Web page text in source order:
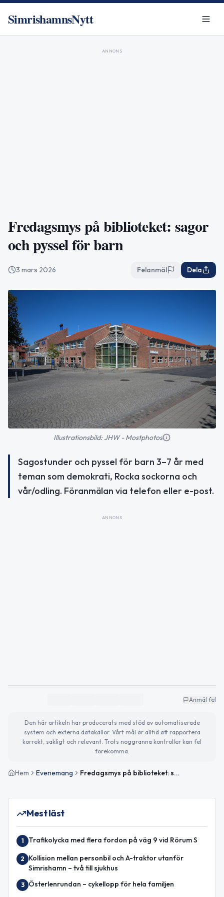
SimrishamnsNytt
ANNONS
Fredagsmys på biblioteket: sagor
och pyssel för barn
3 mars 2026 Felanmäl Dela
Illustrationsbild: JHW - Mostphotos
Sagostunder och pyssel för barn 3–7 år med
teman som demokrati, Rocka sockorna och
vår/odling. Föranmälan via telefon eller e-post.
ANNONS
Anmäl fel
Den här artikeln har producerats med stöd av automatiserade
system och externa datakällor. Vårt mål är alltid att rapportera
korrekt, sakligt och relevant. Trots noggranna kontroller kan fel
förekomma.
Hem Evenemang Fredagsmys på biblioteket: sagor och pyssel för barn
Mest läst
1 Trafikolycka med flera fordon på väg 9 vid Rörum S
2
Kollision mellan personbil och A-traktor utanför
Simrishamn – två till sjukhus
3 Österlenrundan – cykellopp för hela familjen